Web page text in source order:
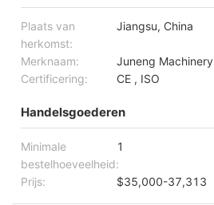
Plaats van
herkomst:
Jiangsu, China
Merknaam:
Juneng Machinery
Certificering:
CE , ISO
Handelsgoederen
Minimale
bestelhoeveelheid:
1
Prijs: $35,000-37,313